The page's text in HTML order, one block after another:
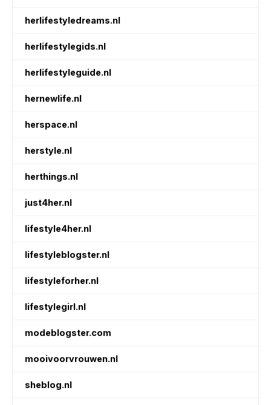
herlifestyledreams.nl
herlifestylegids.nl
herlifestyleguide.nl
hernewlife.nl
herspace.nl
herstyle.nl
herthings.nl
just4her.nl
lifestyle4her.nl
lifestyleblogster.nl
lifestyleforher.nl
lifestylegirl.nl
modeblogster.com
mooivoorvrouwen.nl
sheblog.nl